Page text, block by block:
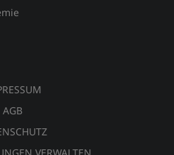
AGB